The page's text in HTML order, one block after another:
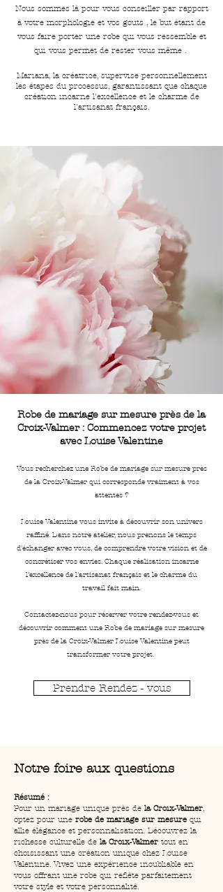
Nous sommes là pour vous conseiller par rapport
à votre morphologie et vos gouts , le but étant de
vous faire porter une robe qui vous ressemble et
qui vous permet de rester vous même .
Mariana, la créatrice, supervise personnellement
les étapes du processus, garantissant que chaque
création incarne l'excellence et le charme de
l'artisanat français.
Robe de mariage sur mesure près de la
Croix-Valmer : Commencez votre projet
avec Louise Valentine
Vous recherchez une Robe de mariage sur mesure près
de la Croix-Valmer qui corresponde vraiment à vos
attentes ?
Louise Valentine vous invite à découvrir son univers
raffiné. Dans notre atelier, nous prenons le temps
d'échanger avec vous, de comprendre votre vision et de
concrétiser vos envies. Chaque réalisation incarne
l'excellence de l'artisanat français et le charme du
travail fait main.
Contactez-nous pour réserver votre rendez-vous et
découvrir comment une Robe de mariage sur mesure
près de la Croix-Valmer Louise Valentine peut
transformer votre projet.
Prendre Rendez - vous
Notre foire aux questions
Résumé :
Pour un mariage unique près de la Croix-Valmer,
optez pour une robe de mariage sur mesure qui
allie élégance et personnalisation. Découvrez la
richesse culturelle de la Croix-Valmer tout en
choisissant une création unique chez Louise
Valentine. Vivez une expérience inoubliable en
vous offrant une robe qui reflète parfaitement
votre style et votre personnalité.